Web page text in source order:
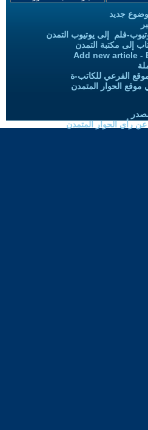
جديد
فلم إلى يوتيوب التمدن
إلى مكتبة التمدن
Add new article -
الفرعي للكاتب-ة
موقع الحوار المتمدن
عن رأي الحوار المتمدن